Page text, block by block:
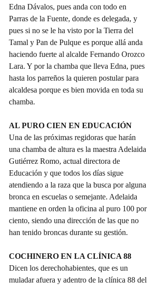
Edna Dávalos, pues anda con todo en
Parras de la Fuente, donde es delegada, y
pues si no se le ha visto por la Tierra del
Tamal y Pan de Pulque es porque allá anda
haciendo fuerte al alcalde Fernando Orozco
Lara. Y por la chamba que lleva Edna, pues
hasta los parreños la quieren postular para
alcaldesa porque es bien movida en toda su
chamba.
AL PURO CIEN EN EDUCACIÓN
Una de las próximas regidoras que harán
una chamba de altura es la maestra Adelaida
Gutiérrez Romo, actual directora de
Educación y que todos los días sigue
atendiendo a la raza que la busca por alguna
bronca en escuelas o semejante. Adelaida
mantiene en orden la oficina al puro 100 por
ciento, siendo una dirección de las que no
han tenido broncas durante su gestión.
COCHINERO EN LA CLÍNICA 88
Dicen los derechohabientes, que es un
muladar afuera y adentro de la clínica 88 del